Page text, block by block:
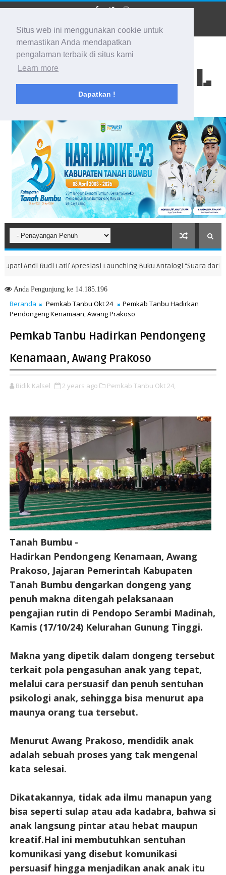
Situs web ini menggunakan cookie untuk
memastikan Anda mendapatkan
pengalaman terbaik di situs kami
Learn more
Dapatkan !
BIDIK KALSEL
Membidik Ke Segala Arah
Rudi Latif Apresiasi Launching Buku Antalogi “Suara dari
AndaPengunjung ke 14.185.196
Beranda Pemkab Tanbu Okt 24
Pemkab Tanbu Hadirkan
Pendongeng Kenamaan, Awang Prakoso
Pemkab Tanbu Hadirkan Pendongeng
Kenamaan, Awang Prakoso
Bidik Kalsel 2 years ago Pemkab Tanbu Okt 24,
Tanah Bumbu -
Hadirkan Pendongeng Kenamaan, Awang
Prakoso, Jajaran Pemerintah Kabupaten
Tanah Bumbu dengarkan dongeng yang
penuh makna ditengah pelaksanaan
pengajian rutin di Pendopo Serambi Madinah,
Kamis (17/10/24) Kelurahan Gunung Tinggi.
Makna yang dipetik dalam dongeng tersebut
terkait pola pengasuhan anak yang tepat,
melalui cara persuasif dan penuh sentuhan
psikologi anak, sehingga bisa menurut apa
maunya orang tua tersebut.
Menurut Awang Prakoso, mendidik anak
adalah sebuah proses yang tak mengenal
kata selesai.
Dikatakannya, tidak ada ilmu manapun yang
bisa seperti sulap atau ada kadabra, bahwa si
anak langsung pintar atau hebat maupun
kreatif.Hal ini membutuhkan sentuhan
komunikasi yang disebut komunikasi
persuasif hingga menjadikan anak anak itu